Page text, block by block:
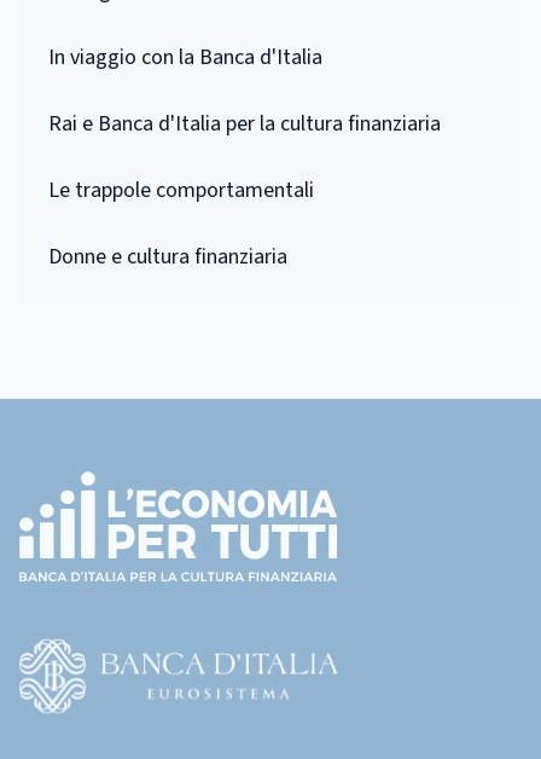
In viaggio con la Banca d'Italia
Rai e Banca d'Italia per la cultura finanziaria
Le trappole comportamentali
Donne e cultura finanziaria
page)